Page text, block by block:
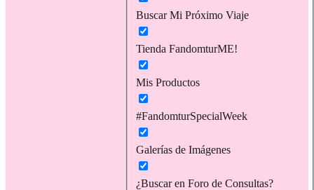
Buscar Mi Próximo Viaje
Tienda FandomturME!
Mis Productos
#FandomturSpecialWeek
Galerías de Imágenes
¿Buscar en Foro de Consultas?